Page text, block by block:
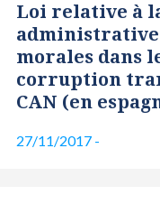
Loi relative à
administrative
morales dans
corruption
CAN (en
27/11/2017 -